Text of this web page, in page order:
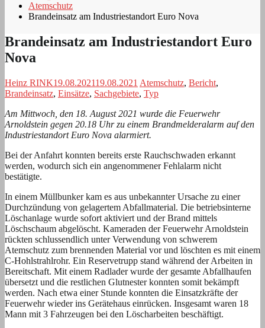
Atemschutz
Brandeinsatz am Industriestandort Euro Nova
Brandeinsatz am Industriestandort Euro
Nova
Heinz RINK19.08.202119.08.2021 Atemschutz, Bericht,
Brandeinsatz, Einsätze, Sachgebiete, Typ
Am Mittwoch, den 18. August 2021 wurde die Feuerwehr
Arnoldstein gegen 20.18 Uhr zu einem Brandmelderalarm auf den
Industriestandort Euro Nova alarmiert.
Bei der Anfahrt konnten bereits erste Rauchschwaden erkannt
werden, wodurch sich ein angenommener Fehlalarm nicht
bestätigte.
In einem Müllbunker kam es aus unbekannter Ursache zu einer
Durchzündung von gelagertem Abfallmaterial. Die betriebsinterne
Löschanlage wurde sofort aktiviert und der Brand mittels
Löschschaum abgelöscht. Kameraden der Feuerwehr Arnoldstein
rückten schlussendlich unter Verwendung von schwerem
Atemschutz zum brennenden Material vor und löschten es mit einem
C-Hohlstrahlrohr. Ein Reservetrupp stand während der Arbeiten in
Bereitschaft. Mit einem Radlader wurde der gesamte Abfallhaufen
übersetzt und die restlichen Glutnester konnten somit bekämpft
werden. Nach etwa einer Stunde konnten die Einsatzkräfte der
Feuerwehr wieder ins Gerätehaus einrücken. Insgesamt waren 18
Mann mit 3 Fahrzeugen bei den Löscharbeiten beschäftigt.